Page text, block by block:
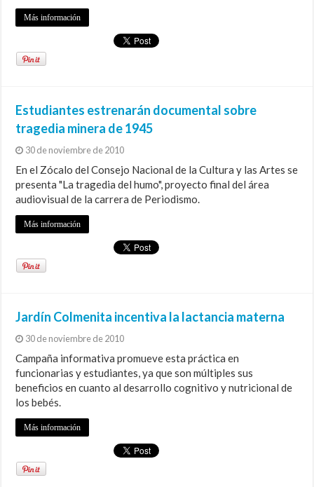
Más información
Estudiantes estrenarán documental sobre
tragedia minera de 1945
30 de noviembre de 2010
En el Zócalo del Consejo Nacional de la Cultura y las Artes se
presenta "La tragedia del humo", proyecto final del área
audiovisual de la carrera de Periodismo.
Más información
Jardín Colmenita incentiva la lactancia materna
30 de noviembre de 2010
Campaña informativa promueve esta práctica en
funcionarias y estudiantes, ya que son múltiples sus
beneficios en cuanto al desarrollo cognitivo y nutricional de
los bebés.
Más información